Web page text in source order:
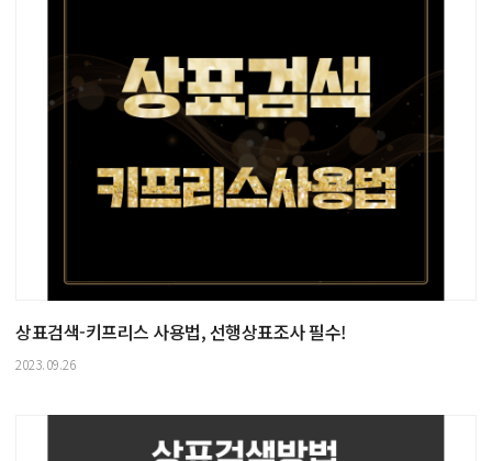
상표검색-키프리스 사용법, 선행상표조사 필수!
2023.09.26